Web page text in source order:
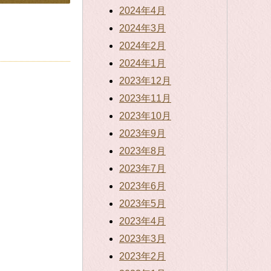
2024年4月
2024年3月
2024年2月
2024年1月
2023年12月
2023年11月
2023年10月
2023年9月
2023年8月
2023年7月
2023年6月
2023年5月
2023年4月
2023年3月
2023年2月